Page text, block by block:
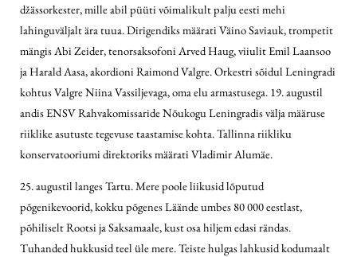
džässorkester, mille abil püüti võimalikult palju eesti mehi
lahinguväljalt ära tuua. Dirigendiks määrati Väino Saviauk, trompetit
mängis Abi Zeider, tenorsaksofoni Arved Haug, viiulit Emil Laansoo
ja Harald Aasa, akordioni Raimond Valgre. Orkestri sõidul Leningradi
kohtus Valgre Niina Vassiljevaga, oma elu armastusega. 19. augustil
andis ENSV Rahvakomissaride Nõukogu Leningradis välja määruse
riiklike asutuste tegevuse taastamise kohta. Tallinna riikliku
konservatooriumi direktoriks määrati Vladimir Alumäe.
25. augustil langes Tartu. Mere poole liikusid lõputud
põgenikevoorid, kokku põgenes Läände umbes 80 000 eestlast,
põhiliselt Rootsi ja Saksamaale, kust osa hiljem edasi rändas.
Tuhanded hukkusid teel üle mere. Teiste hulgas lahkusid kodumaalt